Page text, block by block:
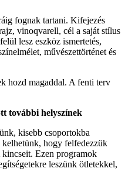
fognak tartani. Kifejezés
vinoqvarell, cél a saját stílus
lesz eszköz ismertetés,
művészettörténet és
hozd magaddal. A fenti terv
további helyszínek
kisebb csoportokba
kelhetünk, hogy felfedezzük
kincseit. Ezen programok
leszünk ötletekkel,